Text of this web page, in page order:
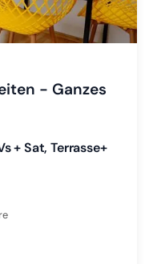
1 wechseln
2 wechseln
3 wechseln
- Ganzes
+ Sat, Terrasse+